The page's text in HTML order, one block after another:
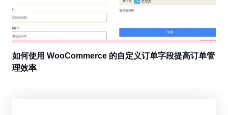
如何使用 WooCommerce 的自定义订单字段提高订单管
理效率